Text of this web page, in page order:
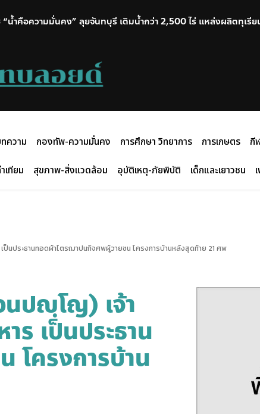
นธรรมจีนในโลกยุคใหม่ : นักวิชาการเหรินหมินชี้ เทคโนโลยีไม่อาจแย
ความ กองทัพ-ความมั่นคง การศึกษา วิทยาการ การเกษตร กี
เทียม สุขภาพ-สิ่งแวดล้อม อุบัติเหตุ-ภัยพิบัติ เด็กและเยาวชน
นประธานทอดผ้าไตรฌาปนกิจศพผู้วายชน โครงการบ้านหลังสุดท้าย 21 ศพ
ปญฺโญ) เจ้า
ร เป็นประธาน
โครงการบ้าน